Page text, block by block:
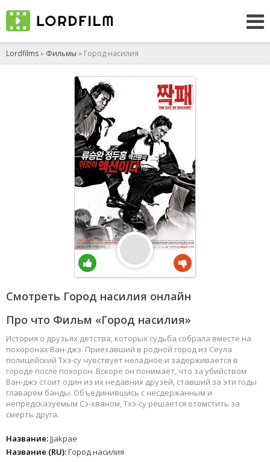
Lordfilms» Фильмы » Город насилия
Смотреть Город насилия онлайн
Про что Фильм «Город насилия»
История о друзьях детства, которых судьба собрала вместе на
похоронах Ван-джэ. Приехавший в родной город из Сеула
полицейский Тхэ-су чувствует неладное и задерживается в
городе после похорон. Вскоре он понимает, что за убийством
Ван-джэ стоит один из их недавних друзей, ставший за эти годы
главарем банды. Объединившись с несдержанным и
непредсказуемым Сэ-хваном, Тхэ-су решается отомстить за
смерть друга.
Название:Jjakpae
Название (RU):Город насилия